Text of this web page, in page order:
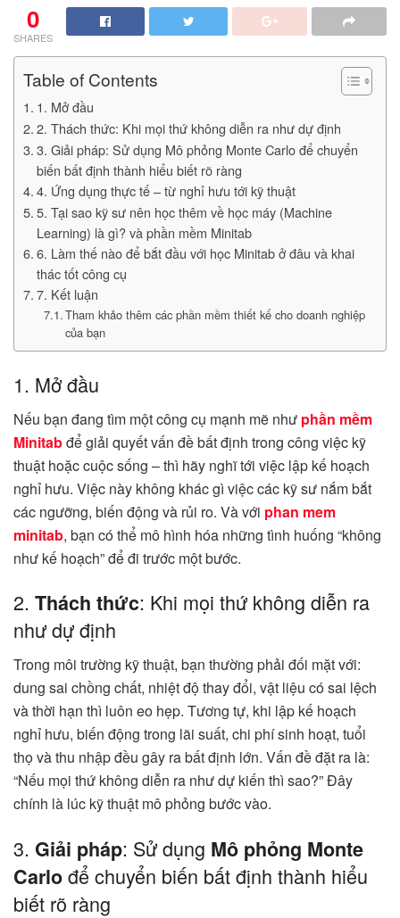
0
SHARES
Table of Contents
1. Mở đầu
2. Thách thức: Khi mọi thứ không diễn ra như dự định
3. Giải pháp: Sử dụng Mô phỏng Monte Carlo để chuyển
biến bất định thành hiểu biết rõ ràng
4. Ứng dụng thực tế – từ nghỉ hưu tới kỹ thuật
5. Tại sao kỹ sư nên học thêm về học máy (Machine
Learning) là gì? và phần mềm Minitab
6. Làm thế nào để bắt đầu với học Minitab ở đâu và khai
thác tốt công cụ
7. Kết luận
Tham khảo thêm các phần mềm thiết kế cho doanh nghiệp
của bạn
1. Mở đầu
Nếu bạn đang tìm một công cụ mạnh mẽ như phần mềm
Minitabđể giải quyết vấn đề bất định trong công việc kỹ
thuật hoặc cuộc sống – thì hãy nghĩ tới việc lập kế hoạch
nghỉ hưu. Việc này không khác gì việc các kỹ sư nắm bắt
các ngưỡng, biến động và rủi ro. Và với phan mem
minitab, bạn có thể mô hình hóa những tình huống “không
như kế hoạch” để đi trước một bước.
2. Thách thức: Khi mọi thứ không diễn ra
như dự định
Trong môi trường kỹ thuật, bạn thường phải đối mặt với:
dung sai chồng chất, nhiệt độ thay đổi, vật liệu có sai lệch
và thời hạn thì luôn eo hẹp. Tương tự, khi lập kế hoạch
nghỉ hưu, biến động trong lãi suất, chi phí sinh hoạt, tuổi
thọ và thu nhập đều gây ra bất định lớn. Vấn đề đặt ra là:
“Nếu mọi thứ không diễn ra như dự kiến thì sao?” Đây
chính là lúc kỹ thuật mô phỏng bước vào.
3. Giải pháp: Sử dụng Mô phỏng Monte
Carlođể chuyển biến bất định thành hiểu
biết rõ ràng